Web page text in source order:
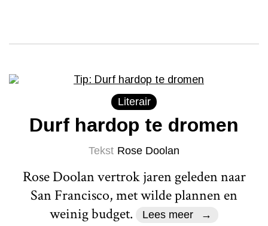
Literair
Durf hardop te dromen
Tekst Rose Doolan
Rose Doolan vertrok jaren geleden naar
San Francisco, met wilde plannen en
weinig budget.
Lees meer